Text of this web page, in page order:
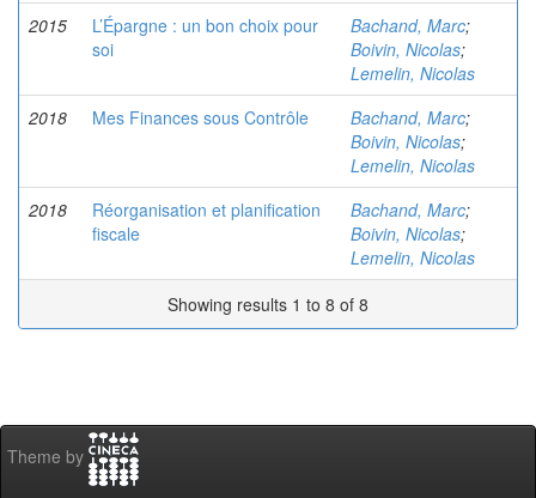
2015
L’Épargne : un bon choix pour
soi
Bachand, Marc;
Boivin, Nicolas;
Lemelin, Nicolas
2018
Mes Finances sous Contrôle Bachand, Marc;
Boivin, Nicolas;
Lemelin, Nicolas
2018
Réorganisation et planification
fiscale
Bachand, Marc;
Boivin, Nicolas;
Lemelin, Nicolas
Showing results 1 to 8 of 8
Theme by